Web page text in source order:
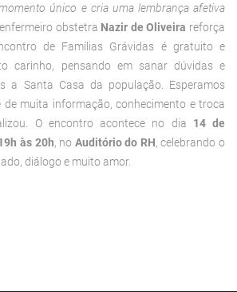
único e cria uma lembrança afetiva
obstetra Nazir de Oliveira reforça
de Famílias Grávidas é gratuito e
carinho, pensando em sanar dúvidas e
a Santa Casa da população. Esperamos
muita informação, conhecimento e troca
O encontro acontece no dia 14 de
às 20h, no Auditório do RH, celebrando o
diálogo e muito amor.